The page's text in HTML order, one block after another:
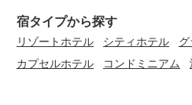
宿タイプから探す
リゾートホテル シティホテル
カプセルホテル
コンドミニアム